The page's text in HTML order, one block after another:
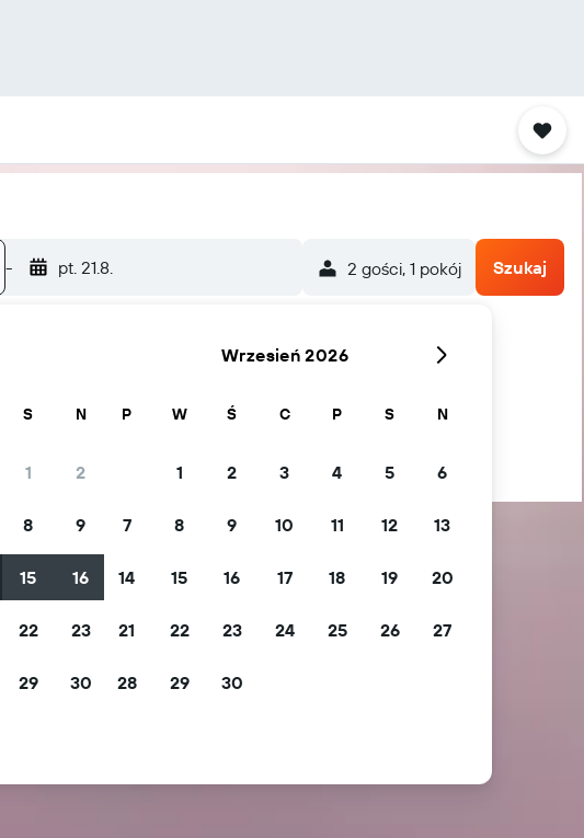
- pt. 21.8. 2 gości, 1 pokój Szukaj
S N
1 2
8 9
15 16
22 23
29 30
Wrzesień 2026
P W Ś C P S N
1 2 3 4 5 6
7 8 9 10 11 12 13
14 15 16 17 18 19 20
21 22 23 24 25 26 27
28 29 30